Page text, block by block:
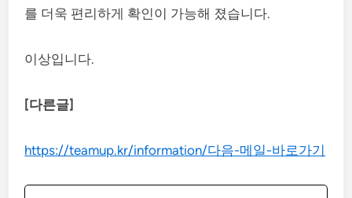
를 더욱 편리하게 확인이 가능해 졌습니다.
이상입니다.
[다른글]
https://teamup.kr/information/다음-메일-바로가기